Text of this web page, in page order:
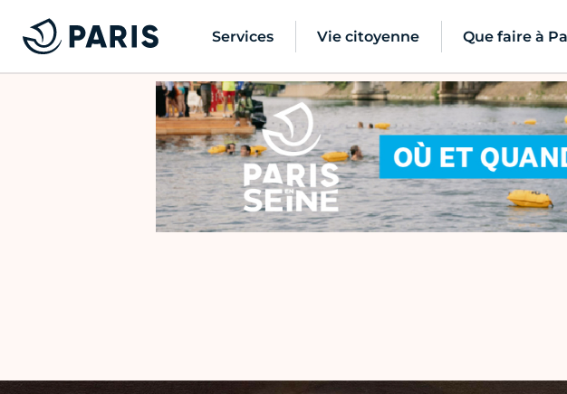
Services Vie citoyenne Que faire à